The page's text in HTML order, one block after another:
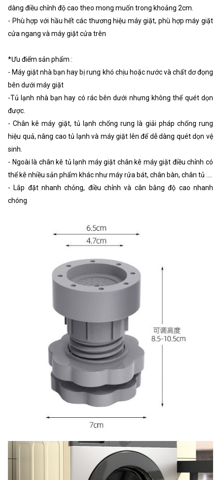
dàng điều chỉnh độ cao theo mong muốn trong khoảng 2cm.
- Phù hợp với hầu hết các thương hiệu máy giặt, phù hợp máy giặt
cửa ngang và máy giặt cửa trên
*Ưu điểm sản phẩm :
- Máy giặt nhà bạn hay bị rung khó chịu hoặc nước và chất dơ đọng
bên dưới máy giặt
-Tủ lạnh nhà bạn hay có rác bên dưới nhưng không thể quét dọn
được.
- Chân kê máy giặt, tủ lạnh chống rung là giải pháp chống rung
hiệu quả, nâng cao tủ lạnh và máy giặt lên để dễ dàng quét dọn vệ
sinh.
- Ngoài là chân kê tủ lạnh máy giặt chân kê máy giặt điều chỉnh có
thể kê nhiều sản phẩm khác như máy rửa bát, chân bàn, chân tủ ….
- Lắp đặt nhanh chỏng, điều chỉnh và cân bằng độ cao nhanh
chóng